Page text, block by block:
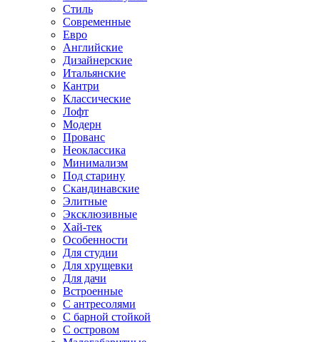
Стиль
Современные
Евро
Английские
Дизайнерские
Итальянские
Кантри
Классические
Лофт
Модерн
Прованс
Неоклассика
Минимализм
Под старину
Скандинавские
Элитные
Эксклюзивные
Хай-тек
Особенности
Для студии
Для хрущевки
Для дачи
Встроенные
С антресолями
С барной стойкой
С островом